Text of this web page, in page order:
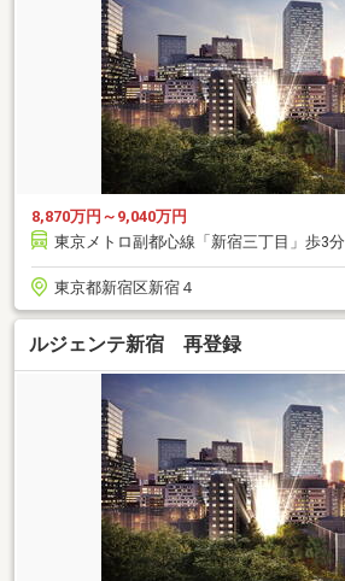
8,870万円～9,040万円
東京メトロ副都心線「新宿三丁目」歩3分
東京都新宿区新宿４
ルジェンテ新宿 再登録